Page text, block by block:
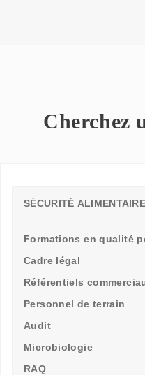
Cherchez
SÉCURITÉ
Formations en qualité
Cadre légal
Référentiels
Personnel de terrain
Audit
Microbiologie
RAQ